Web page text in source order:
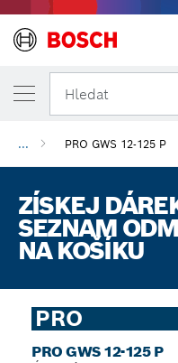
Hledat
... PRO GWS 12-125 P
ZÍSKEJ
SEZNAM
NA KOŠÍKU
PRO
PRO GWS 12-125 P